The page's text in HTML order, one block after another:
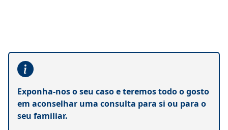
Exponha-nos o seu caso e teremos todo o gosto
em aconselhar uma consulta para si ou para o
seu familiar.